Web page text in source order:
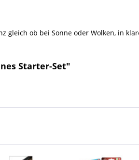
gleich ob bei Sonne oder Wolken, in
Starter-Set"